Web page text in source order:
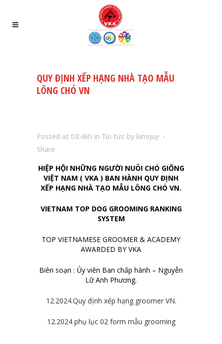
QUY ĐỊNH XẾP HẠNG NHÀ TẠO MẪU
LÔNG CHÓ VN
Posted at 03:46h in Tin tức by kimquy
Share
HIỆP HỘI NHỮNG NGƯỜI NUÔI CHÓ GIỐNG
VIỆT NAM ( VKA ) BAN HÀNH QUY ĐỊNH
XẾP HẠNG NHÀ TẠO MẪU LÔNG CHÓ VN.
VIETNAM TOP DOG GROOMING RANKING
SYSTEM
TOP VIETNAMESE GROOMER & ACADEMY
AWARDED BY VKA
Biên soạn : Ủy viên Ban chấp hành – Nguyễn
Lữ Anh Phương.
12.2024.Quy định xếp hạng groomer VN.
12.2024 phụ lục 02 form mẫu grooming